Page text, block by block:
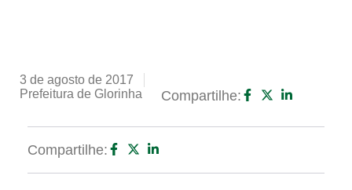
3 de agosto de 2017
Prefeitura de Glorinha
Compartilhe:
Compartilhe: